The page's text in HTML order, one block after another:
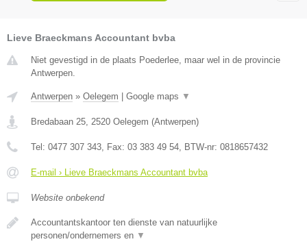
Lieve Braeckmans Accountant bvba
Niet gevestigd in de plaats Poederlee, maar wel in de provincie
Antwerpen.
Antwerpen » Oelegem Google maps ▼
Bredabaan 25 2520 Oelegem (Antwerpen)
Tel: 0477 307 343 , Fax: 03 383 49 54 , BTW-nr: 0818657432
E-mail › Lieve Braeckmans Accountant bvba
Website onbekend
Accountantskantoor ten dienste van natuurlijke
personen/ondernemers en ▼